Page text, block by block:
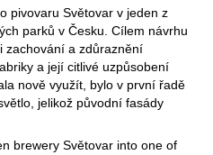
pivovaru Světovar v jeden z
parků v Česku.Cílem návrhu
zachování a zdůraznění
a její citlivé uzpůsobení
nově využít, bylo v první řadě
jelikož původní fasády
brewery Světovar into one of